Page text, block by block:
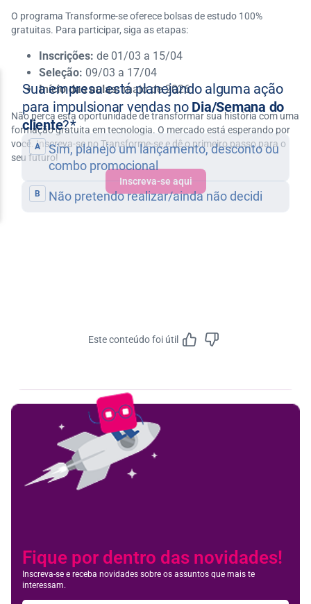
O programa Transforme-se oferece bolsas de estudo 100%
gratuitas. Para participar, siga as etapas:
Inscrições: de 01/03 a 15/04
Seleção: 09/03 a 17/04
Início das aulas:maio de 2026
Não perca esta oportunidade de transformar sua história com uma
formação gratuita em tecnologia. O mercado está esperando por
você. Inscreva-se no Transforme-se e dê o primeiro passo para o
seu futuro!
Inscreva-se aqui
Este conteúdo foi útil
Fique por dentro das novidades!
Inscreva-se e receba novidades sobre os assuntos que mais te
interessam.